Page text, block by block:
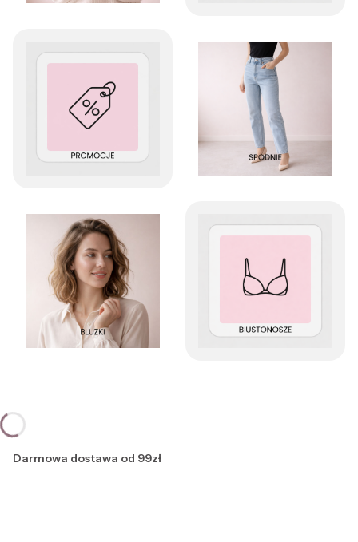
Darmowa dostawa od 99zł